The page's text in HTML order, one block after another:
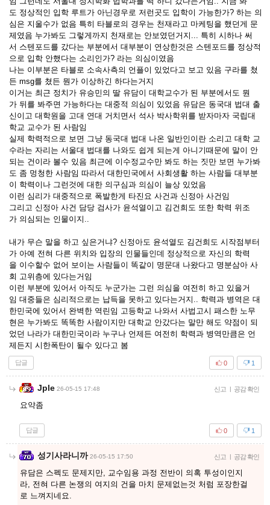
도 정상적인 입학 루트가 아닌경우로 저런곳도 입학이 가능한가? 하는 의
심은 지울수가 없음 특히 타블로의 경우는 천재라고 마케팅을 했던게 문
제였음 누가봐도 그렇게까지 천재로는 안보였던거지... 특히 시하나 써
서 스텐포드를 갔다는 부분에서 대부분이 연상한것은 스텐포드를 정상적
으로 입학 안했다는 소리인가? 라는 의심이였음
나는 이부분은 타블로 소속사측의 언플이 있었다고 보고 있음 구라를 쳤
든 msg를 쳤든 뭔가 이상하긴 하다는거지
이거는 최근 정치가 유승민의 딸 유담이 대학교수가 된 부분에서도 뭔
가 뒤를 봐주면 가능하다는 대중적 의심이 있었음 유담은 동국대 법대 출
신이고 대학원을 고대 연대 거치면서 석사 박사학위를 받자마자 국립대
학교 교수가 된 사람임
실제 학력적으로 보면 그냥 동국대 법대 나온 일반인이란 소리고 대학 교
수라는 자리는 서울대 법대를 나와도 쉽게 되는게 아니기때문에 말이 안
되는 건이라 볼수 있음 최근에 이수정교수만 봐도 하는 짓만 보면 누가봐
도 좀 멍청한 사람임 따라서 대한민국에서 사회생활 하는 사람들 대부분
이 학력이나 그런것에 대한 의구심과 의심이 늘상 있었음
이런 심리가 대중적으로 폭발한게 타진요 사건과 신정아 사건임
그리고 신정아 사건 담당 검사가 윤석열이고 김건희도 또한 학력 위조
가 의심되는 인물이지..
내가 무슨 말을 하고 싶은거냐? 신정아도 윤석열도 김건희도 시작점부터
가 아예 전혀 다른 위치와 입장의 인물들인데 정상적으로 자신의 학력
을 이수할수 없어 보이는 사람들이 똑같이 명문대 나왔다고 명분삼아 사
회 고위층에 있다는거임
이런 부분에 있어서 아직도 누군가는 그런 의심을 여전히 하고 있을거
임 대중들은 심리적으로는 납득을 못하고 있다는거지.. 학력과 병역은 대
한민국에 있어서 완벽한 역린임 고등학교 나와서 사법고시 패스한 노무
현은 누가봐도 똑똑한 사람이지만 대학교 안갔다는 말만 해도 약점이 되
었던 나라가 대한민국이라 누구나 언제든 여전히 학력과 병역만큼은 언
제든지 시한폭탄이 될수 있다고 봄
답글 1
0
Jple 26-05-15 17:48 신고 | 공감 확인
요약좀
답글 1
0
성기사라니까 26-05-15 17:50 신고 | 공감 확인
유담은 스펙도 문제지만, 교수임용 과정 전반이 의혹 투성이인지
라, 전혀 다른 논쟁의 여지의 건을 마치 문제없는것 처럼 포장한걸
로 느껴지네요.